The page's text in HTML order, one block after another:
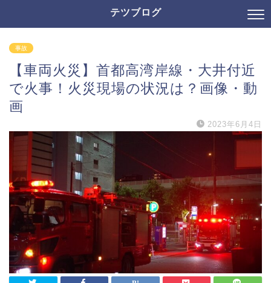
テツブログ
事故
【車両火災】首都高湾岸線・大井付近
で火事！火災現場の状況は？画像・動
画
2023年6月4日